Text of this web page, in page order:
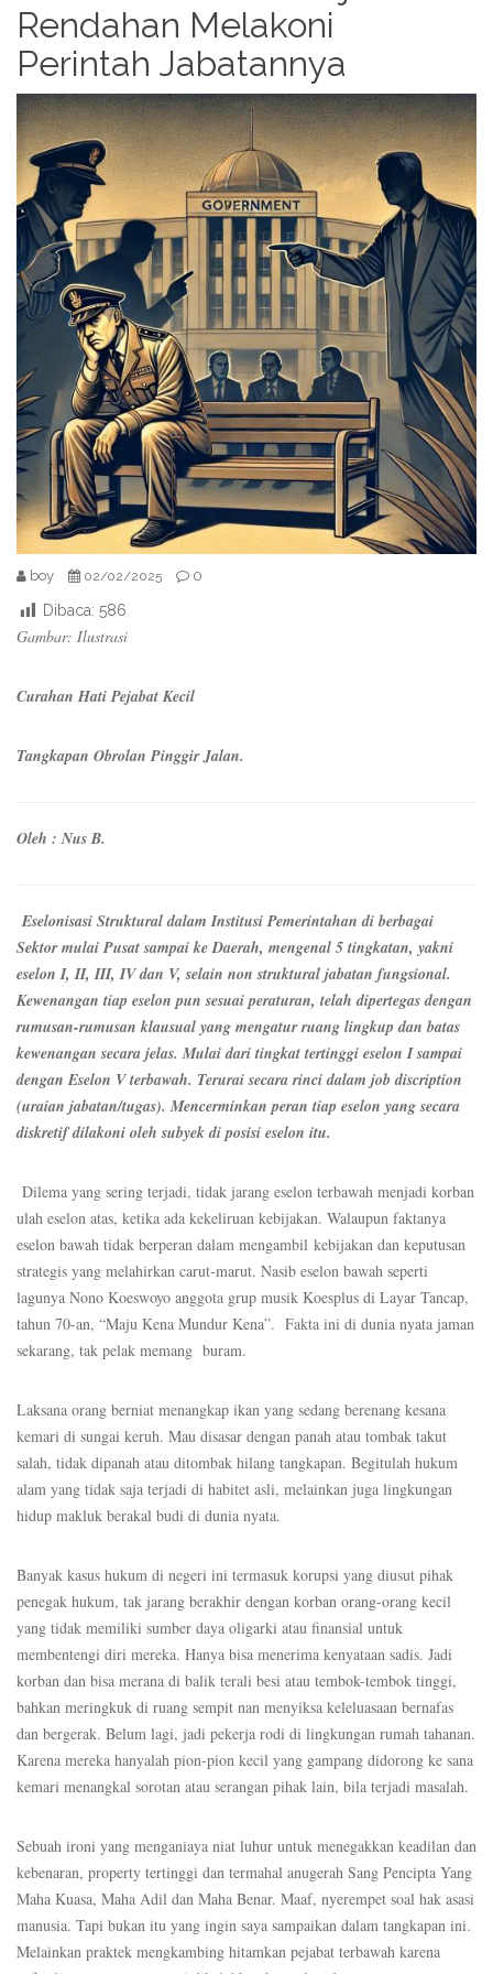
Rendahan Melakoni
Perintah Jabatannya
boy 02/02/2025 0
Dibaca: 586
Gambar: Ilustrasi
Curahan Hati Pejabat Kecil
Tangkapan Obrolan Pinggir Jalan.
Oleh : Nus B.
Eselonisasi Struktural dalam Institusi Pemerintahan di berbagai
Sektor mulai Pusat sampai ke Daerah, mengenal 5 tingkatan, yakni
eselon I, II, III, IV dan V, selain non struktural jabatan fungsional.
Kewenangan tiap eselon pun sesuai peraturan, telah dipertegas dengan
rumusan-rumusan klausual yang mengatur ruang lingkup dan batas
kewenangan secara jelas. Mulai dari tingkat tertinggi eselon I sampai
dengan Eselon V terbawah. Terurai secara rinci dalam job discription
(uraian jabatan/tugas). Mencerminkan peran tiap eselon yang secara
diskretif dilakoni oleh subyek di posisi eselon itu.
Dilema yang sering terjadi, tidak jarang eselon terbawah menjadi korban
ulah eselon atas, ketika ada kekeliruan kebijakan. Walaupun faktanya
eselon bawah tidak berperan dalam mengambil kebijakan dan keputusan
strategis yang melahirkan carut-marut. Nasib eselon bawah seperti
lagunya Nono Koeswoyo anggota grup musik Koesplus di Layar Tancap,
tahun 70-an, “Maju Kena Mundur Kena”. Fakta ini di dunia nyata jaman
sekarang, tak pelak memang buram.
Laksana orang berniat menangkap ikan yang sedang berenang kesana
kemari di sungai keruh. Mau disasar dengan panah atau tombak takut
salah, tidak dipanah atau ditombak hilang tangkapan. Begitulah hukum
alam yang tidak saja terjadi di habitet asli, melainkan juga lingkungan
hidup makluk berakal budi di dunia nyata.
Banyak kasus hukum di negeri ini termasuk korupsi yang diusut pihak
penegak hukum, tak jarang berakhir dengan korban orang-orang kecil
yang tidak memiliki sumber daya oligarki atau finansial untuk
membentengi diri mereka. Hanya bisa menerima kenyataan sadis. Jadi
korban dan bisa merana di balik terali besi atau tembok-tembok tinggi,
bahkan meringkuk di ruang sempit nan menyiksa keleluasaan bernafas
dan bergerak. Belum lagi, jadi pekerja rodi di lingkungan rumah tahanan.
Karena mereka hanyalah pion-pion kecil yang gampang didorong ke sana
kemari menangkal sorotan atau serangan pihak lain, bila terjadi masalah.
Sebuah ironi yang menganiaya niat luhur untuk menegakkan keadilan dan
kebenaran, property tertinggi dan termahal anugerah Sang Pencipta Yang
Maha Kuasa, Maha Adil dan Maha Benar. Maaf, nyerempet soal hak asasi
manusia. Tapi bukan itu yang ingin saya sampaikan dalam tangkapan ini.
Melainkan praktek mengkambing hitamkan pejabat terbawah karena